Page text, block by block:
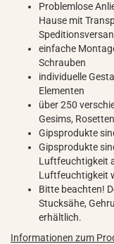
Problemlose
Hause mit
einfache
Schrauben
individuelle
Elementen
über 250
Gesims,
Gipsprodukte
Gipsprodukte
Luftfeuchtigkeit
Luftfeuchtigkeit
Bitte beachten!
Stucksähe,
erhältlich.
Informationen zum